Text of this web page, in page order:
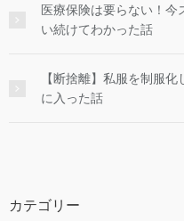
医療保険は要らない！
い続けてわかった話
【断捨離】私服を制服
に入った話
カテゴリー